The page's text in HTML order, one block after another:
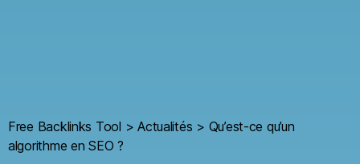
Free Backlinks Tool >Actualités > Qu’est-ce qu’un
algorithme en SEO ?